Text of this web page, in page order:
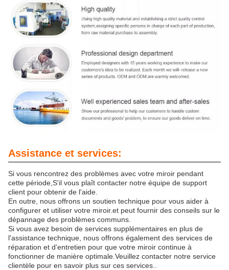
Assistance et services:
Si vous rencontrez des problèmes avec votre miroir pendant
cette période,S'il vous plaît contacter notre équipe de support
client pour obtenir de l'aide.
En outre, nous offrons un soutien technique pour vous aider à
configurer et utiliser votre miroir.et peut fournir des conseils sur le
dépannage des problèmes communs.
Si vous avez besoin de services supplémentaires en plus de
l'assistance technique, nous offrons également des services de
réparation et d'entretien pour que votre miroir continue à
fonctionner de manière optimale.Veuillez contacter notre service
clientèle pour en savoir plus sur ces services..